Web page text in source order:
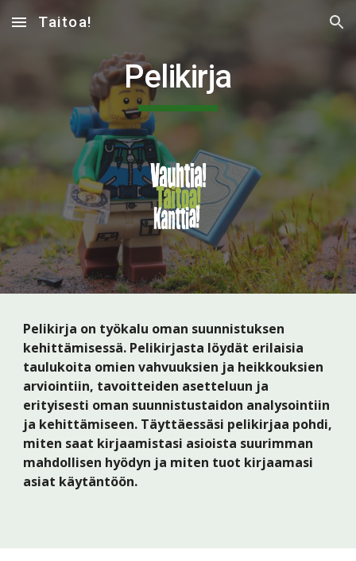
Skip to main content Skip to navigation
Taitoa!
Pelikirja
Pelikirja on työkalu oman suunnistuksen
kehittämisessä. Pelikirjasta löydät erilaisia
taulukoita omien vahvuuksien ja heikkouksien
arviointiin, tavoitteiden asetteluun ja
erityisesti oman suunnistustaidon analysointiin
ja kehittämiseen. Täyttäessäsi pelikirjaa pohdi,
miten saat kirjaamistasi asioista suurimman
mahdollisen hyödyn ja miten tuot kirjaamasi
asiat käytäntöön.